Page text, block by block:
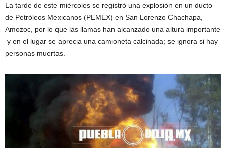
La tarde de este miércoles se registró una explosión en un ducto
de Petróleos Mexicanos (PEMEX) en San Lorenzo Chachapa,
Amozoc, por lo que las llamas han alcanzado una altura importante
y en el lugar se aprecia una camioneta calcinada; se ignora si hay
personas muertas.